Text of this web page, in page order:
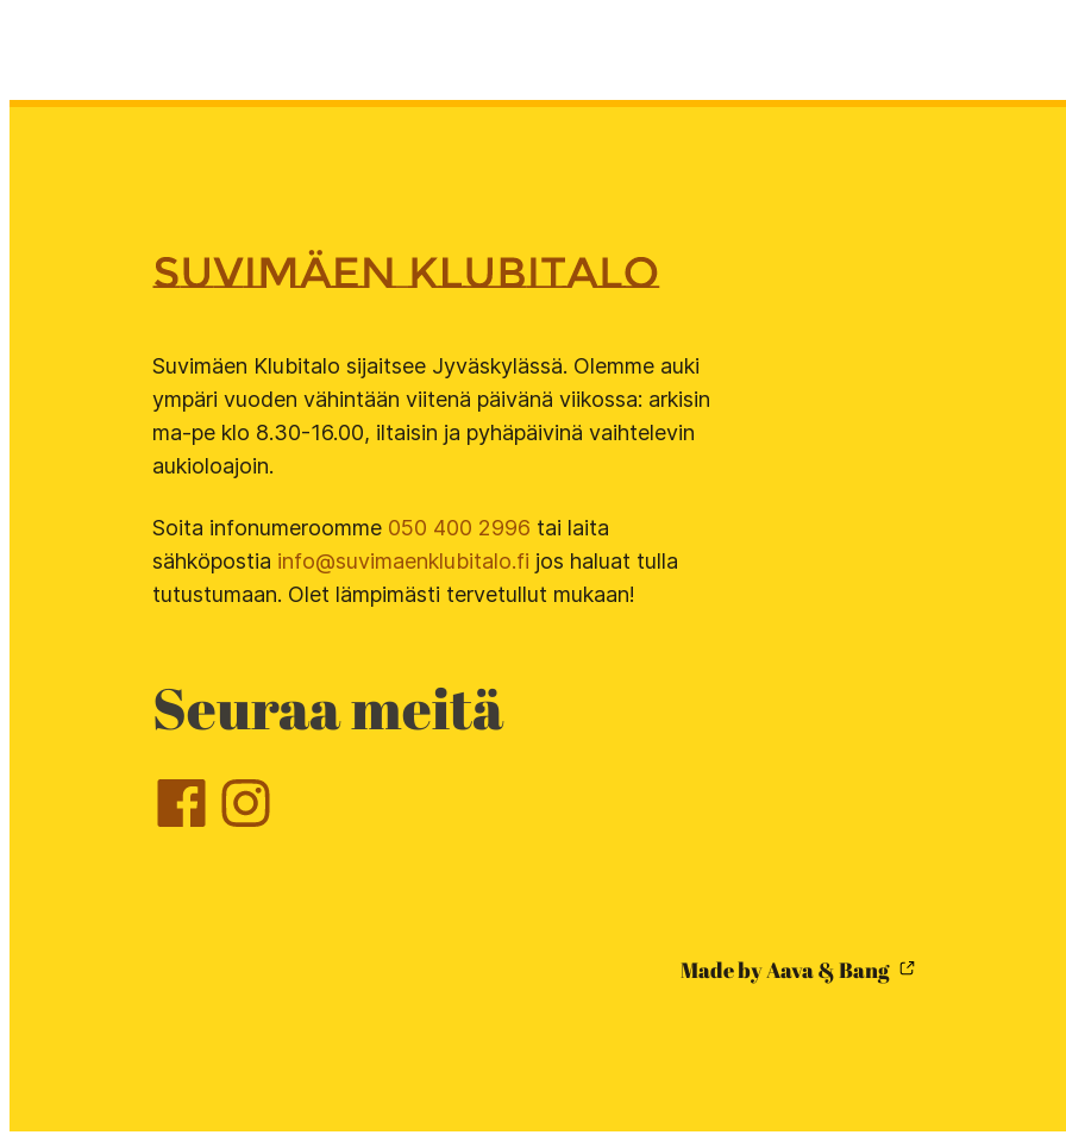
Suvimäen Klubitalo sijaitsee Jyväskylässä. Olemme auki
ympäri vuoden vähintään viitenä päivänä viikossa: arkisin
ma-pe klo 8.30-16.00, iltaisin ja pyhäpäivinä vaihtelevin
aukioloajoin.
Soita infonumeroomme 050 400 2996 tai laita
sähköpostia info@suvimaenklubitalo.fi jos haluat tulla
tutustumaan. Olet lämpimästi tervetullut mukaan!
Seuraa meitä
Made by Aava & Bang